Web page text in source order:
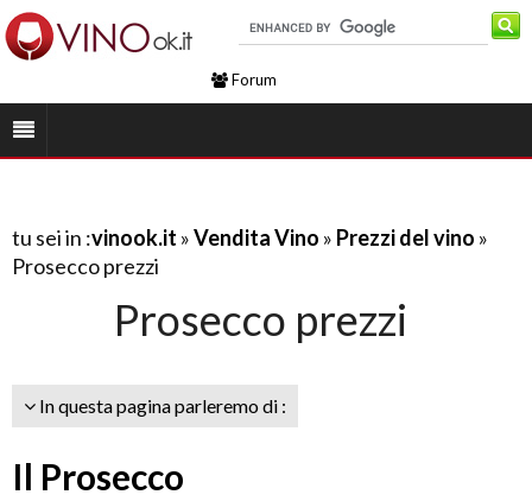
Forum
tu sei in :vinook.it »Vendita Vino » Prezzi del vino »
Prosecco prezzi
Prosecco prezzi
In questa pagina parleremo di :
Il Prosecco